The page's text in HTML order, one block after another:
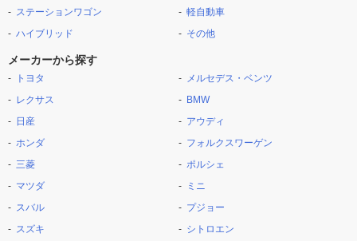
ステーションワゴン
ハイブリッド
軽自動車
その他
メーカーから探す
トヨタ
レクサス
日産
ホンダ
三菱
マツダ
スバル
スズキ
メルセデス・ベンツ
BMW
アウディ
フォルクスワーゲン
ポルシェ
ミニ
プジョー
シトロエン